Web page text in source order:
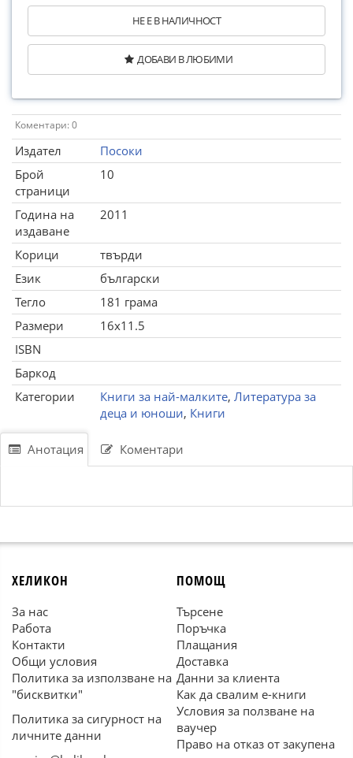
НЕ Е В НАЛИЧНОСТ
ДОБАВИ В ЛЮБИМИ
Коментари: 0
Издател
Посоки
Брой
страници
10
Година на
издаване
2011
Корици
твърди
Език
български
Тегло
181 грама
Размери
16x11.5
ISBN
Баркод
Категории
Книги за най-малките, Литература за
деца и юноши, Книги
Анотация Коментари
ХЕЛИКОН
За нас
Работа
Контакти
Общи условия
Политика за използване на
"бисквитки"
Политика за сигурност на
личните данни
ПОМОЩ
Търсене
Поръчка
Плащания
Доставка
Данни за клиента
Как да свалим е-книги
Условия за ползване на
ваучер
Право на отказ от закупена